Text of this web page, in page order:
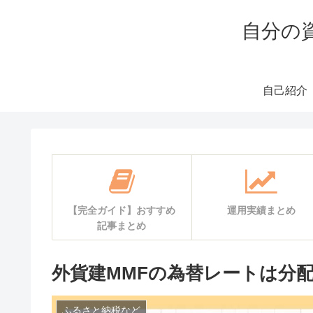
自分の
自己紹介
【完全ガイド】おすすめ
記事まとめ
運用実績まとめ
外貨建MMFの為替レートは分
ふるさと納税など